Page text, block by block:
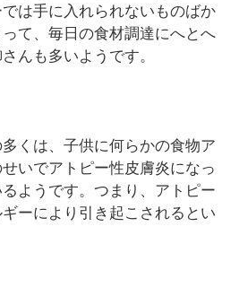
は手に入れられないものばか
て、毎日の食材調達にへとへ
んも多いようです。
くは、子供に何らかの食物ア
いでアトピー性皮膚炎になっ
ようです。つまり、アトピー
ーにより引き起こされるとい